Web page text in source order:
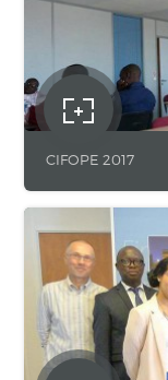
CIFOPE 2017